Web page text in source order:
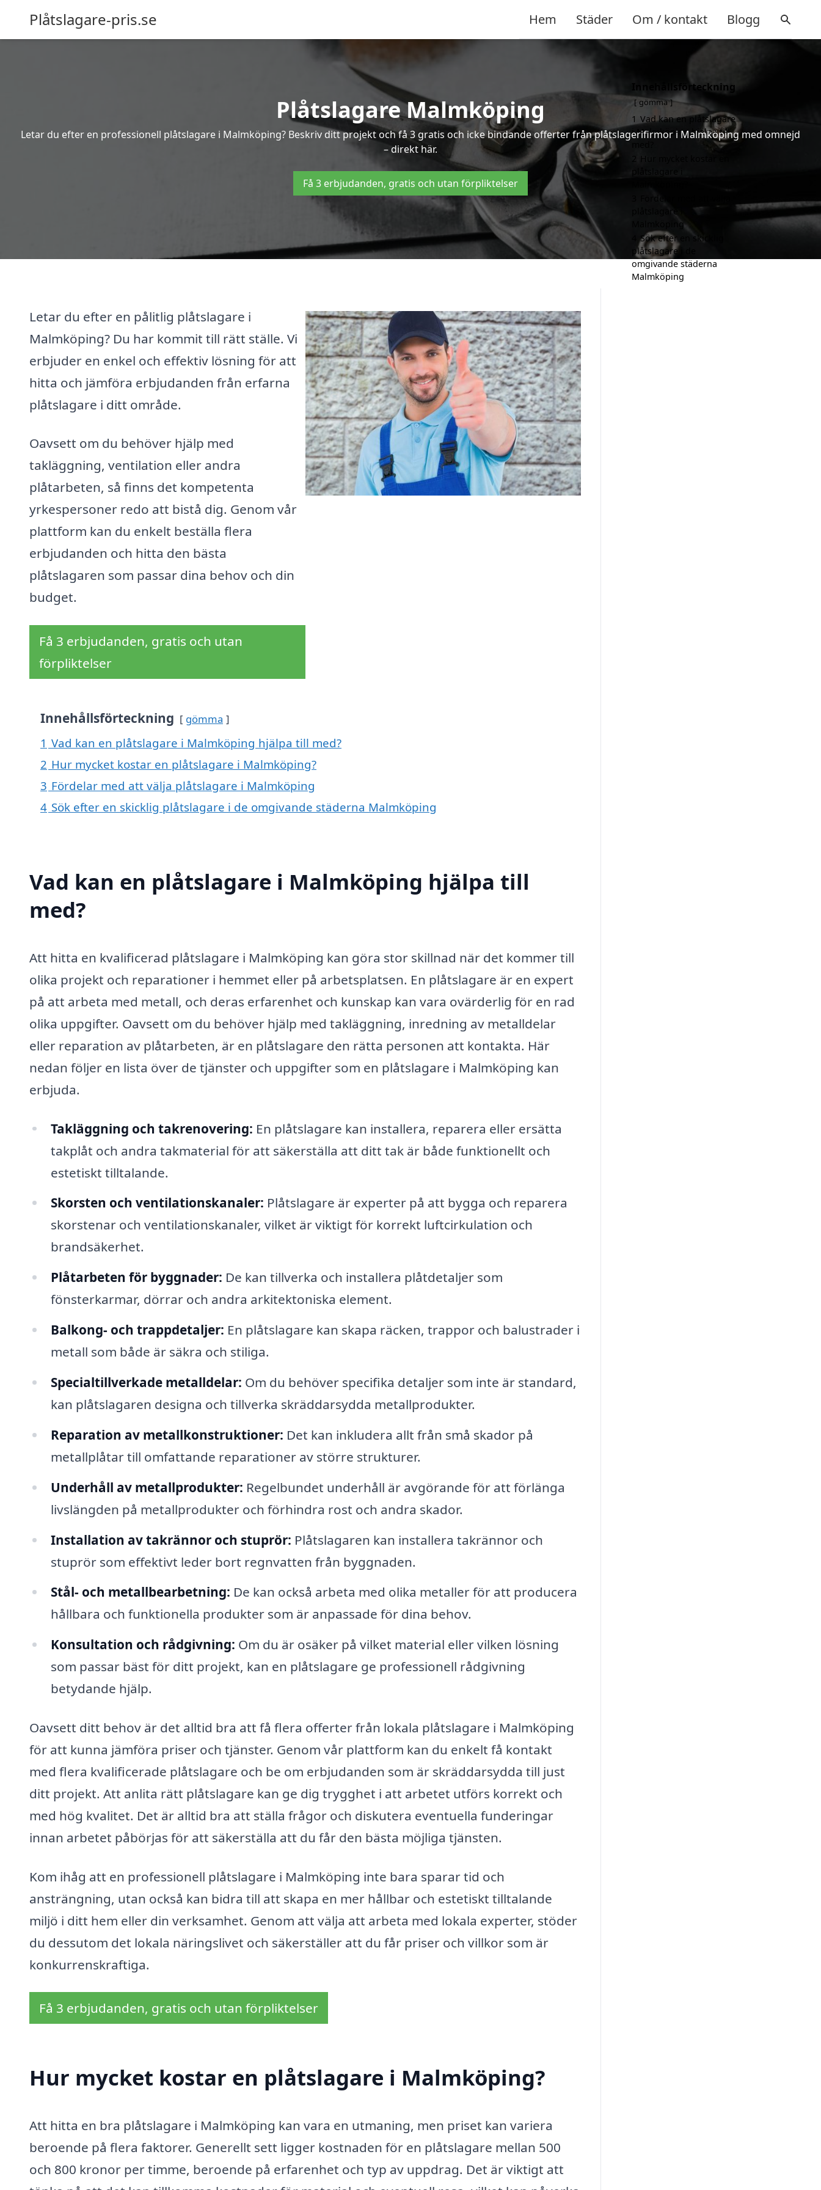
Plåtslagare-pris.se Hem Städer Om / kontakt Blogg
Plåtslagare Malmköping
Letar du efter en professionell plåtslagare i Malmköping? Beskriv ditt projekt och få 3 gratis och icke bindande offerter från plåtslagerifirmor i Malmköping med omnejd
– direkt här.
Få 3 erbjudanden, gratis och utan förpliktelser
Letar du efter en pålitlig plåtslagare i
Malmköping? Du har kommit till rätt ställe. Vi
erbjuder en enkel och effektiv lösning för att
hitta och jämföra erbjudanden från erfarna
plåtslagare i ditt område.
Oavsett om du behöver hjälp med
takläggning, ventilation eller andra
plåtarbeten, så finns det kompetenta
yrkespersoner redo att bistå dig. Genom vår
plattform kan du enkelt beställa flera
erbjudanden och hitta den bästa
plåtslagaren som passar dina behov och din
budget.
Få 3 erbjudanden, gratis och utan
förpliktelser
Innehållsförteckning gömma
1 Vad kan en plåtslagare i Malmköping hjälpa till med?
2 Hur mycket kostar en plåtslagare i Malmköping?
3 Fördelar med att välja plåtslagare i Malmköping
4 Sök efter en skicklig plåtslagare i de omgivande städerna Malmköping
Vad kan en plåtslagare i Malmköping hjälpa till
med?
Att hitta en kvalificerad plåtslagare i Malmköping kan göra stor skillnad när det kommer till
olika projekt och reparationer i hemmet eller på arbetsplatsen. En plåtslagare är en expert
på att arbeta med metall, och deras erfarenhet och kunskap kan vara ovärderlig för en rad
olika uppgifter. Oavsett om du behöver hjälp med takläggning, inredning av metalldelar
eller reparation av plåtarbeten, är en plåtslagare den rätta personen att kontakta. Här
nedan följer en lista över de tjänster och uppgifter som en plåtslagare i Malmköping kan
erbjuda.
Takläggning och takrenovering: En plåtslagare kan installera, reparera eller ersätta
takplåt och andra takmaterial för att säkerställa att ditt tak är både funktionellt och
estetiskt tilltalande.
Skorsten och ventilationskanaler: Plåtslagare är experter på att bygga och reparera
skorstenar och ventilationskanaler, vilket är viktigt för korrekt luftcirkulation och
brandsäkerhet.
Plåtarbeten för byggnader: De kan tillverka och installera plåtdetaljer som
fönsterkarmar, dörrar och andra arkitektoniska element.
Balkong- och trappdetaljer: En plåtslagare kan skapa räcken, trappor och balustrader i
metall som både är säkra och stiliga.
Specialtillverkade metalldelar: Om du behöver specifika detaljer som inte är standard,
kan plåtslagaren designa och tillverka skräddarsydda metallprodukter.
Reparation av metallkonstruktioner: Det kan inkludera allt från små skador på
metallplåtar till omfattande reparationer av större strukturer.
Underhåll av metallprodukter: Regelbundet underhåll är avgörande för att förlänga
livslängden på metallprodukter och förhindra rost och andra skador.
Installation av takrännor och stuprör: Plåtslagaren kan installera takrännor och
stuprör som effektivt leder bort regnvatten från byggnaden.
Stål- och metallbearbetning: De kan också arbeta med olika metaller för att producera
hållbara och funktionella produkter som är anpassade för dina behov.
Konsultation och rådgivning: Om du är osäker på vilket material eller vilken lösning
som passar bäst för ditt projekt, kan en plåtslagare ge professionell rådgivning
betydande hjälp.
Oavsett ditt behov är det alltid bra att få flera offerter från lokala plåtslagare i Malmköping
för att kunna jämföra priser och tjänster. Genom vår plattform kan du enkelt få kontakt
med flera kvalificerade plåtslagare och be om erbjudanden som är skräddarsydda till just
ditt projekt. Att anlita rätt plåtslagare kan ge dig trygghet i att arbetet utförs korrekt och
med hög kvalitet. Det är alltid bra att ställa frågor och diskutera eventuella funderingar
innan arbetet påbörjas för att säkerställa att du får den bästa möjliga tjänsten.
Kom ihåg att en professionell plåtslagare i Malmköping inte bara sparar tid och
ansträngning, utan också kan bidra till att skapa en mer hållbar och estetiskt tilltalande
miljö i ditt hem eller din verksamhet. Genom att välja att arbeta med lokala experter, stöder
du dessutom det lokala näringslivet och säkerställer att du får priser och villkor som är
konkurrenskraftiga.
Få 3 erbjudanden, gratis och utan förpliktelser
Hur mycket kostar en plåtslagare i Malmköping?
Att hitta en bra plåtslagare i Malmköping kan vara en utmaning, men priset kan variera
beroende på flera faktorer. Generellt sett ligger kostnaden för en plåtslagare mellan 500
och 800 kronor per timme, beroende på erfarenhet och typ av uppdrag. Det är viktigt att
Innehållsförteckning
gömma
1 Vad kan en plåtslagare
i Malmköping hjälpa till
Hur mycket kostar en
Fördelar med att välja
plåtslagare i
Malmköping
Sök efter en skicklig
plåtslagare i de
omgivande städerna
Malmköping